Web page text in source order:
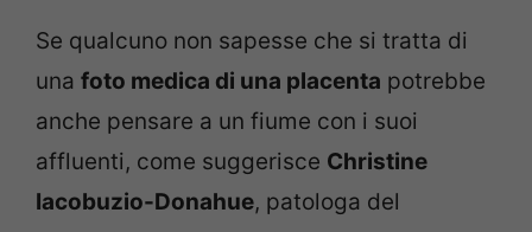
Se qualcuno non sapesse che si tratta di
una foto medica di una placenta potrebbe
anche pensare a un fiume con i suoi
affluenti, come suggerisce Christine
Iacobuzio-Donahue, patologa del